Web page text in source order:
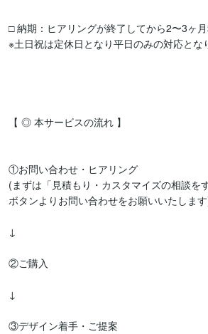
□ 納期：ヒアリングが終了してから2〜3ヶ
※土日祝は定休日となり平日のみの対応とな
【 ◎ 本サービスの流れ 】
①お問い合わせ・ヒアリング
(まずは「見積もり・カスタマイズの相談を
ボタンよりお問い合わせをお願いいたしま
↓
②ご購入
↓
③デザイン着手・ご提案